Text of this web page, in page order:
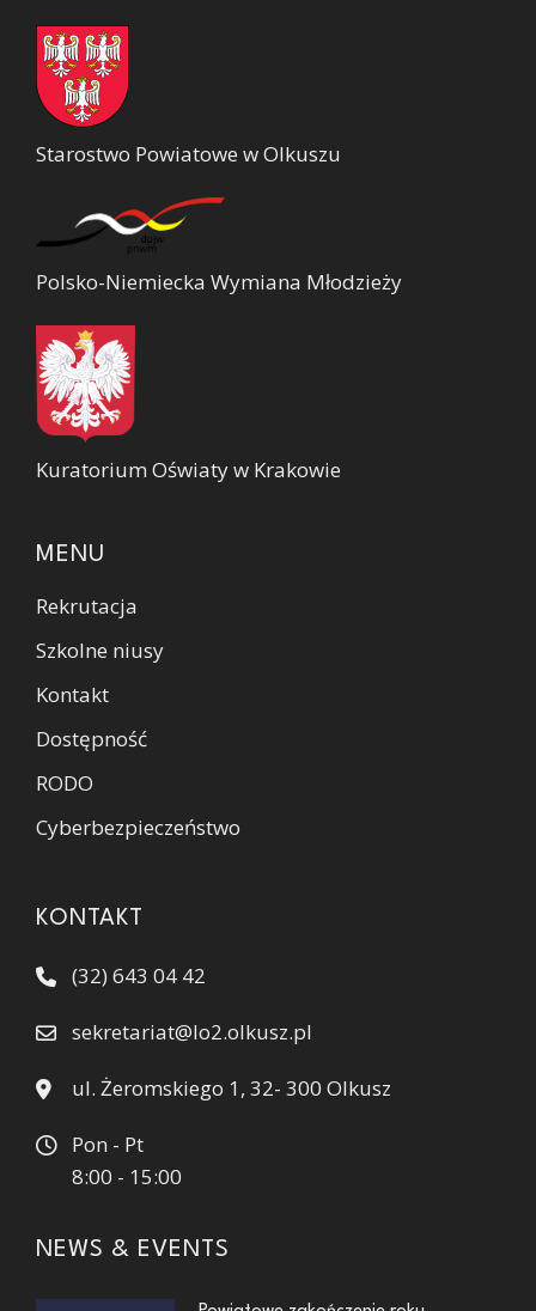
Starostwo Powiatowe w Olkuszu
Polsko-Niemiecka Wymiana Młodzieży
Kuratorium Oświaty w Krakowie
MENU
Rekrutacja
Szkolne niusy
Kontakt
Dostępność
RODO
Cyberbezpieczeństwo
KONTAKT
(32) 643 04 42
sekretariat@lo2.olkusz.pl
ul. Żeromskiego 1, 32- 300 Olkusz
Pon - Pt
8:00 - 15:00
NEWS & EVENTS